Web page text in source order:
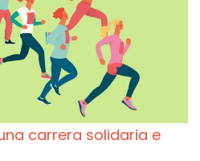
carrera solidaria e